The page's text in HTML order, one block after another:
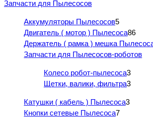
Запчасти для Пылесосов
Аккумуляторы Пылесосов5
Двигатель ( мотор ) Пылесоса86
Держатель ( рамка ) мешка
Запчасти для Пылесосов-роботов
Колесо робот-пылесоса3
Щетки, валики, фильтра3
Катушки ( кабель ) Пылесоса3
Кнопки сетевые Пылесоса7